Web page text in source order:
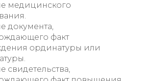
медицинского
документа,
факт
ординатуры или
свидетельства,